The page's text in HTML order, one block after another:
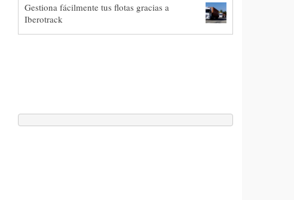
Gestiona fácilmente tus flotas gracias a
Iberotrack